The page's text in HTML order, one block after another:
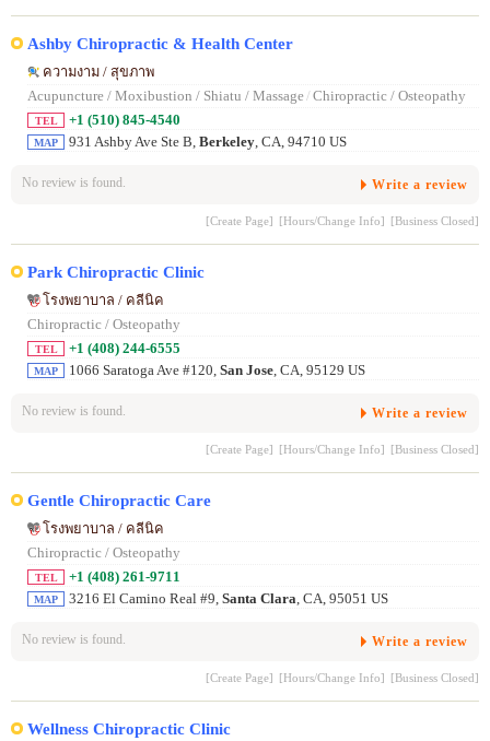
Ashby Chiropractic & Health Center
ความงาม / สุขภาพ
Acupuncture / Moxibustion / Shiatu / Massage/ Chiropractic / Osteopathy
TEL +1 (510) 845-4540
MAP 931 Ashby Ave Ste B, Berkeley, CA, 94710 US
No review is found. Write a review
[Create Page] [Hours/Change Info] [Business Closed]
Park Chiropractic Clinic
โรงพยาบาล / คลีนิค
Chiropractic / Osteopathy
TEL +1 (408) 244-6555
MAP 1066 Saratoga Ave #120, San Jose, CA, 95129 US
No review is found. Write a review
[Create Page] [Hours/Change Info] [Business Closed]
Gentle Chiropractic Care
โรงพยาบาล / คลีนิค
Chiropractic / Osteopathy
TEL +1 (408) 261-9711
MAP 3216 El Camino Real #9, Santa Clara, CA, 95051 US
No review is found. Write a review
[Create Page] [Hours/Change Info] [Business Closed]
Wellness Chiropractic Clinic